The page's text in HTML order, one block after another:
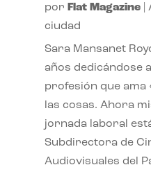
por Flat Magazine|
ciudad
Sara Mansanet
años dedicándose
profesión que ama
las cosas. Ahora
jornada laboral
Subdirectora de
Audiovisuales del